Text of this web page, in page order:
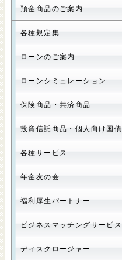
預金商品のご案内
各種規定集
ローンのご案内
ローンシミュレーション
保険商品・共済商品
投資信託商品・個人向け国債
各種サービス
年金友の会
福利厚生パートナー
ビジネスマッチングサービス
ディスクロージャー